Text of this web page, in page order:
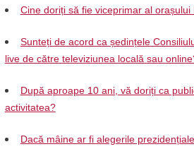
Cine doriți să fie viceprimar al orașului
Sunteți de acord ca ședințele
live de către televiziunea locală sau
După aproape 10 ani, vă doriți ca
activitatea?
Dacă mâine ar fi alegerile